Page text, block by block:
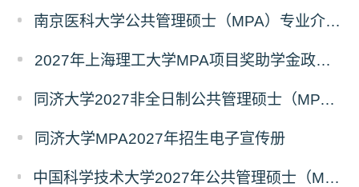
南京医科大学公共管理硕士（MPA）专业介绍（2027年）
2027年上海理工大学MPA项目奖助学金政策发布
同济大学2027非全日制公共管理硕士（MPA）奖学金方案
同济大学MPA2027年招生电子宣传册
中国科学技术大学2027年公共管理硕士（MPA）专业学位研究生招生通知